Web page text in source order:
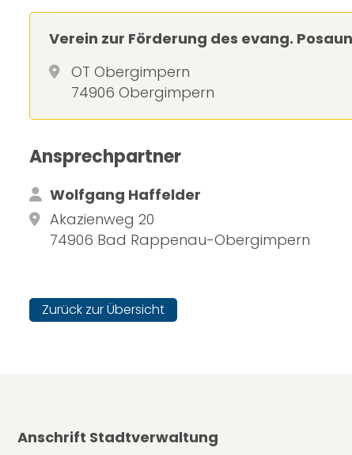
Verein zur Förderung des evang.
OT Obergimpern
74906 Obergimpern
Ansprechpartner
Wolfgang Haffelder
Akazienweg 20
74906 Bad Rappenau-Obergimpern
Zurück zur Übersicht
Anschrift Stadtverwaltung